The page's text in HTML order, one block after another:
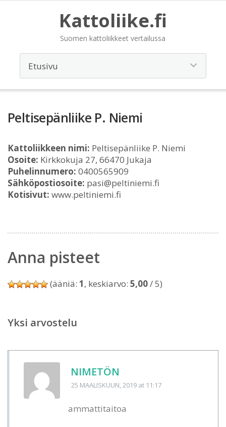
Kattoliike.fi
Suomen kattoliikkeet vertailussa
Peltisepänliike P. Niemi
Kattoliikkeen nimi: Peltisepänliike P. Niemi
Osoite: Kirkkokuja 27, 66470 Jukaja
Puhelinnumero: 0400565909
Sähköpostiosoite: pasi@peltiniemi.fi
Kotisivut: www.peltiniemi.fi
Anna pisteet
(ääniä: 1, keskiarvo: 5,00/ 5)
Yksi arvostelu
NIMETÖN
25 MAALISKUUN, 2019 at 11:17
ammattitaitoa